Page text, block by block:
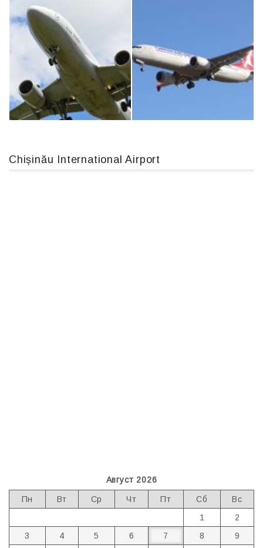
MC-130, 15731
Chișinău International Airport
Август 2026
Пн Вт Ср Чт Пт Сб
Вс
1
2
3
4 5 6 7 8
9